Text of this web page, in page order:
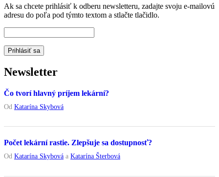
Ak sa chcete prihlásiť k odberu newsletteru, zadajte svoju e-mailovú
adresu do poľa pod týmto textom a stlačte tlačidlo.
Newsletter
Čo tvorí hlavný príjem lekární?
Od Katarína Skybová
Počet lekární rastie. Zlepšuje sa dostupnosť?
Od Katarína Skybová a Katarína Šterbová